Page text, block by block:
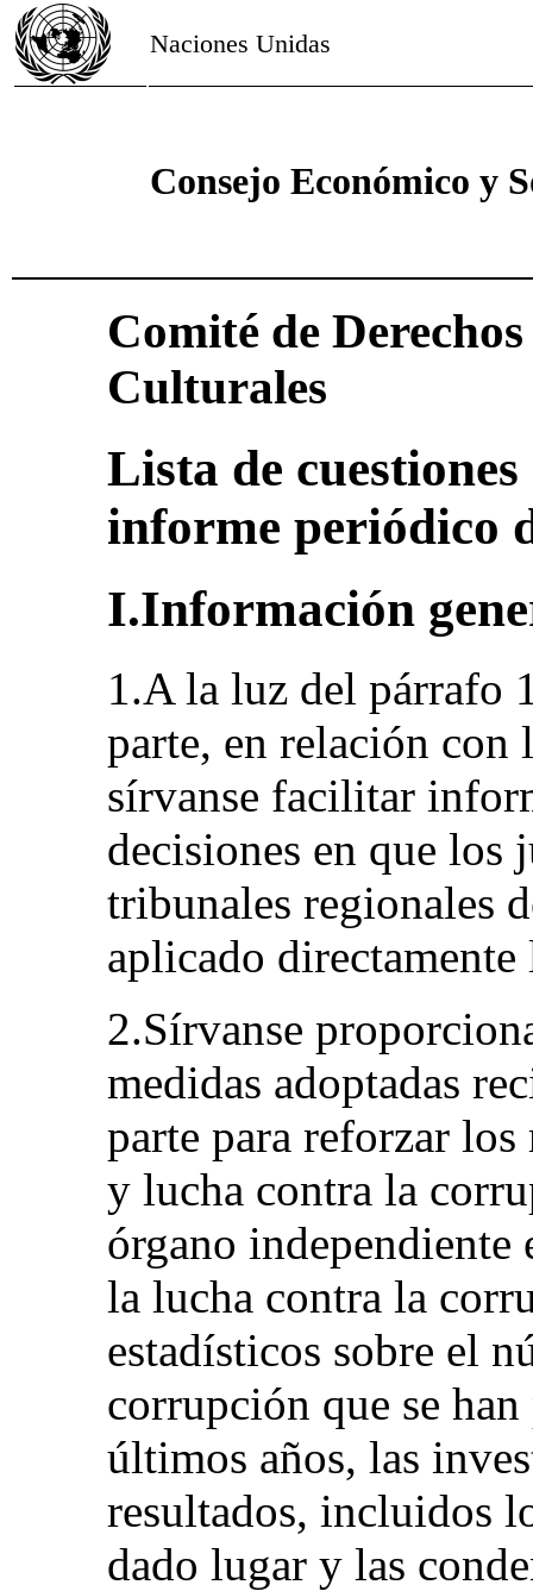
Naciones Unidas
Consejo Económico y
Comité de
Culturales
Lista de
informe periódico
I.Información
1.A la luz del párrafo
parte, en relación
sírvanse facilitar
decisiones en que los
tribunales regionales
aplicado
2.Sírvanse
medidas adoptadas
parte para reforzar
y lucha contra la
órgano independiente
la lucha contra la
estadísticos sobre el
corrupción que se
últimos años, las
resultados, incluidos
dado lugar y las